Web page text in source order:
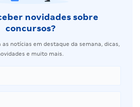
novidades sobre
concursos?
notícias em destaque da semana, dicas,
e muito mais.